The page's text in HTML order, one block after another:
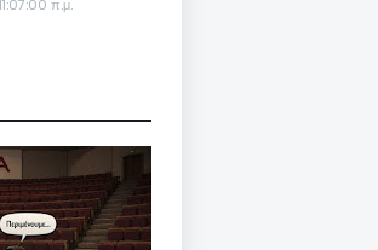
π.μ.